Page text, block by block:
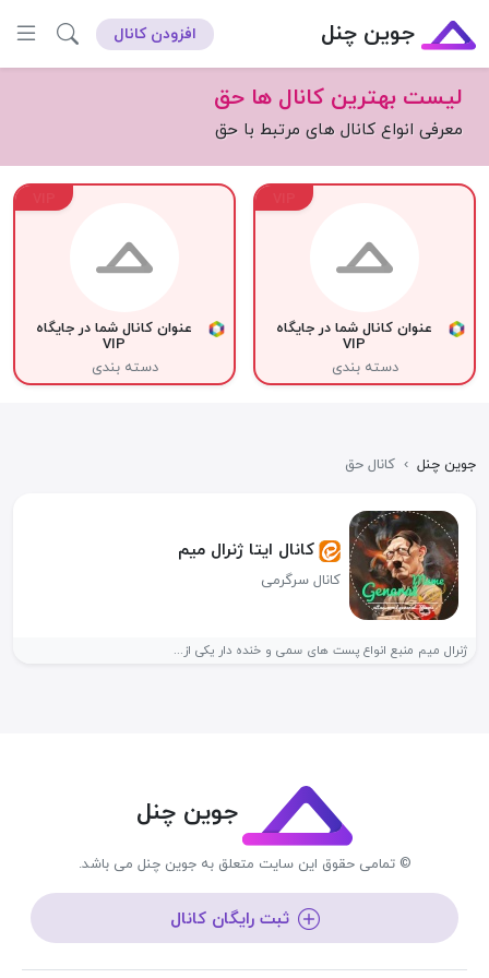
جوین چنل افزودن کانال
لیست بهترین کانال ها حق
معرفی انواع کانال های مرتبط با حق
عنوان کانال شما در جایگاه
VIP
دسته بندی
عنوان کانال شما در جایگاه
VIP
دسته بندی
جوین چنل › کانال حق
کانال ایتا ژنرال میم
کانال سرگرمی
ژنرال میم منبع انواع پست های سمی و خنده دار یکی از...
جوین چنل
© تمامی حقوق این سایت متعلق به جوین چنل می باشد.
ثبت رایگان کانال